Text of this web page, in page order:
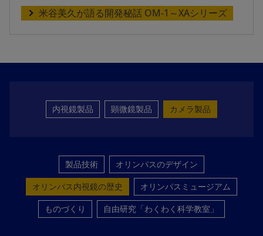
米谷美久が語る開発秘話 OM-1～XAシリーズ
内視鏡製品 顕微鏡製品 カメラ製品
製品技術
オリンパスのデザイン
オリンパス内視鏡の歴史
オリンパスミュージアム
ものづくり
自由研究「わくわく科学教室」